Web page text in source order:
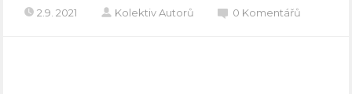
2.9. 2021 Kolektiv Autorů 0 Komentářů